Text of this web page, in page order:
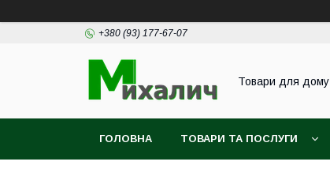
+380 (93) 177-67-07
Товари для дому
ГОЛОВНА ТОВАРИ ТА ПОСЛУГИ